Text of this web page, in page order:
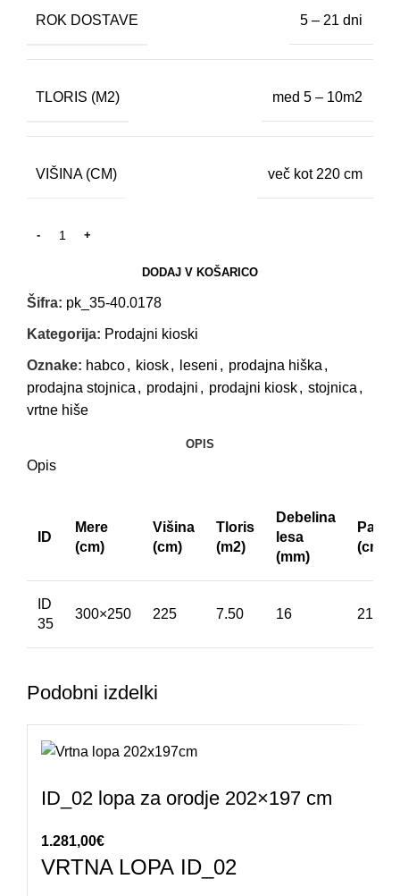
ROK DOSTAVE 5 – 21 dni
TLORIS (M2) med 5 – 10m2
VIŠINA (CM) več kot 220 cm
DODAJ V KOŠARICO
Šifra: pk_35-40.0178
Kategorija: Prodajni kioski
Oznake: habco, kiosk, leseni , prodajna hiška ,
prodajna stojnica , prodajni , prodajni kiosk, stojnica ,
vrtne hiše
OPIS
Opis
ID
Mere
(cm)
Višina
(cm)
Tloris
(m2)
Debelina
lesa
(mm)
Paket
(cm)
ID
35
300×250 225 7.50 16
Podobni izdelki
ID_02 lopa za orodje 202×197 cm
1.281,00€
VRTNA LOPA ID_02